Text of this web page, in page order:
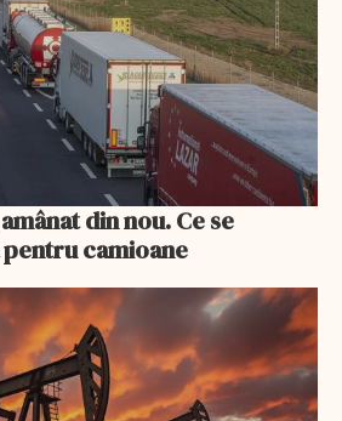
din nou. Ce se
camioane